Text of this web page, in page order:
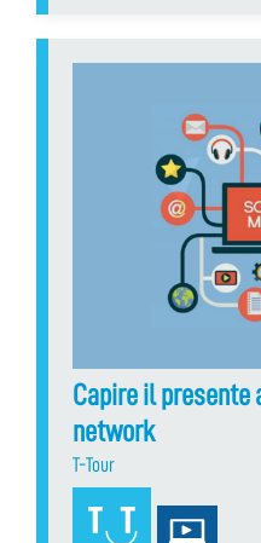
Capire il
network
T-Tour